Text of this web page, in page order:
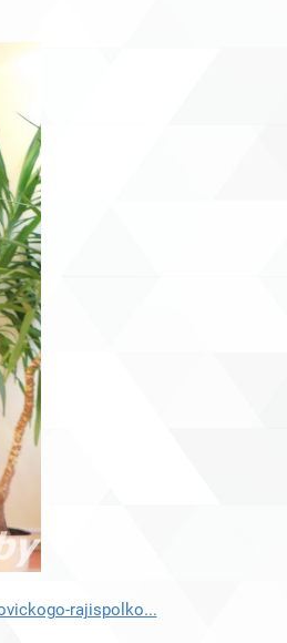
rajispolko...